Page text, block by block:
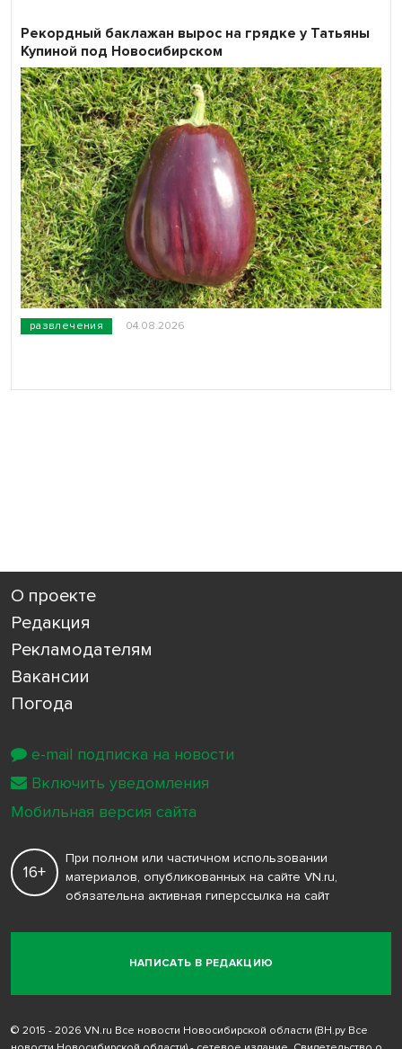
развлечения 04.08.2026
Рекордный баклажан вырос на грядке у Татьяны
Купиной под Новосибирском
О проекте
Редакция
Рекламодателям
Вакансии
Погода
НАПИСАТЬ В РЕДАКЦИЮ
16+
При полном или частичном использовании
материалов, опубликованных на сайте VN.ru,
обязательна активная гиперссылка на сайт
© 2015 - 2026 VN.ru Все новости Новосибирской области (ВН.ру Все
e-mail подписка на новости
Включить уведомления
Мобильная версия сайта